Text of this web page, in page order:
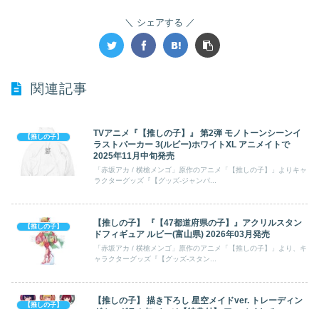
シェアする
関連記事
【推しの子】
TVアニメ『【推しの子】』 第2弾 モノトーンシーンイ
ラストパーカー 3(ルビー)ホワイトXL アニメイトで
2025年11月中旬発売
「赤坂アカ / 横槍メンゴ」原作のアニメ「【推しの子】」よりキャ
ラクターグッズ『【グッズ-ジャンパ...
【推しの子】
【推しの子】 『【47都道府県の子】』アクリルスタン
ドフィギュア ルビー(富山県) 2026年03月発売
「赤坂アカ / 横槍メンゴ」原作のアニメ「【推しの子】」より、キ
ャラクターグッズ『【グッズ-スタン...
【推しの子】
【推しの子】 描き下ろし 星空メイドver. トレーディン